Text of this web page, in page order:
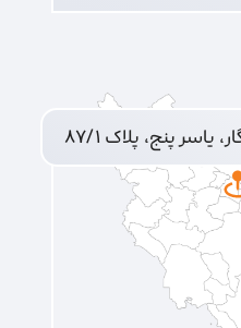
پنج، پلاک ۸۷/۱